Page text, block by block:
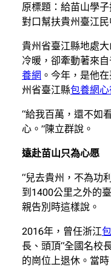
原標題：給苗山學
對口幫扶貴州臺江
貴州省臺江縣地處
冷暖，卻牽動著來
養網 。今年，是他
州省臺江縣包養網
“給我百萬，還不如
心。”陳立群說。
遠赴苗山只為心愿
“兒去貴州，不為功
到1400公里之外的
親告別時這樣說。
2016年，曾任浙江
長、頭頂“全國名校
的崗位上退休。當